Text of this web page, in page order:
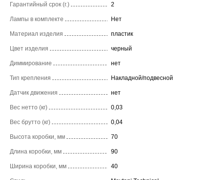
Гарантийный срок (г.) 2
Лампы в комплекте Нет
Материал изделия пластик
Цвет изделия черный
Диммирование нет
Тип крепления Накладной/подвесной
Датчик движения нет
Вес нетто (кг) 0,03
Вес брутто (кг) 0,04
Высота коробки, мм 70
Длина коробки, мм 90
Ширина коробки, мм 40